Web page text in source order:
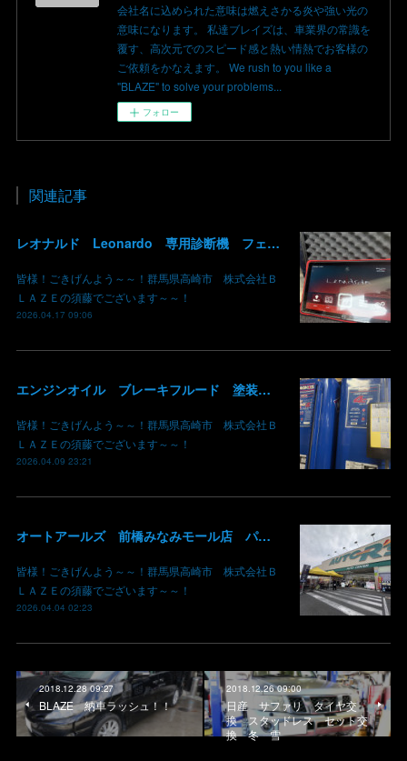
会社名に込められた意味は燃えさかる炎や強い光の
意味になります。 私達ブレイズは、車業界の常識を
覆す、高次元でのスピード感と熱い情熱でお客様の
ご依頼をかなえます。 We rush to you like a
"BLAZE" to solve your problems...
フォロー
関連記事
レオナルド Leonardo 専用診断機 フェラーリ ランボルギーニ マクラーレン ロールスロイス アストンマーチン ベントレー マセラッティ 関東 北関東 群馬 高崎
皆様！ごきげんよう～～！群馬県高崎市 株式会社Ｂ
ＬＡＺＥの須藤でございます～～！
2026.04.17 09:06
エンジンオイル ブレーキフルード 塗装用シンナー あります！ 価格現状維持 価格吸収 原油不足 値段高騰 群馬 高崎
皆様！ごきげんよう～～！群馬県高崎市 株式会社Ｂ
ＬＡＺＥの須藤でございます～～！
2026.04.09 23:21
オートアールズ 前橋みなみモール店 パワーモールフェス イベント デントリペア 鈑金修理 塗装 出店 キズ へこみ 国産車 輸入車 雹 群馬 高崎 前橋
皆様！ごきげんよう～～！群馬県高崎市 株式会社Ｂ
ＬＡＺＥの須藤でございます～～！
2026.04.04 02:23
2018.12.28 09:27
BLAZE 納車ラッシュ！！
2018.12.26 09:00
日産 サファリ タイヤ交
換 スタッドレス セット交
換 冬 雪